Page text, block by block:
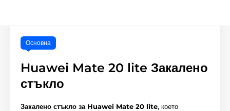
Основна
Huawei Mate 20 lite Закалено
стъкло
Закалено стъкло за Huawei Mate 20 lite, което